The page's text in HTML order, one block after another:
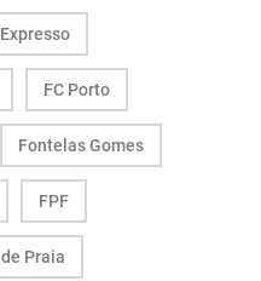
Expresso
FC Porto
Fontelas Gomes
FPF
Praia